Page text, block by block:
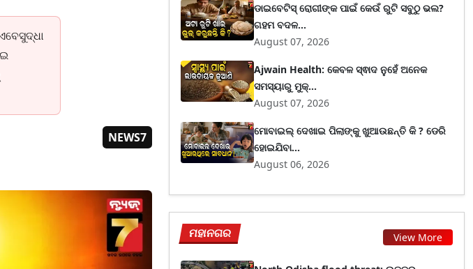
NEWS7
ଡାଇବେଟିସ୍ ରୋଗୀଙ୍କ ପାଇଁ କେଉଁ ରୁଟି ସବୁଠୁ ଭଲ?
ଗହମ ବଦଳ...
August 07, 2026
Ajwain Health: କେବଳ ସ୍ଵାଦ ନୁହେଁ ଅନେକ
ସମସ୍ୟାରୁ ମୁକ୍...
August 07, 2026
ମୋବାଇଲ୍ ଦେଖାଇ ପିଲାଙ୍କୁ ଖୁଆଉଛନ୍ତି କି ? ଡେରି
ହୋଇଯିବା...
August 06, 2026
ମହାନଗର View More